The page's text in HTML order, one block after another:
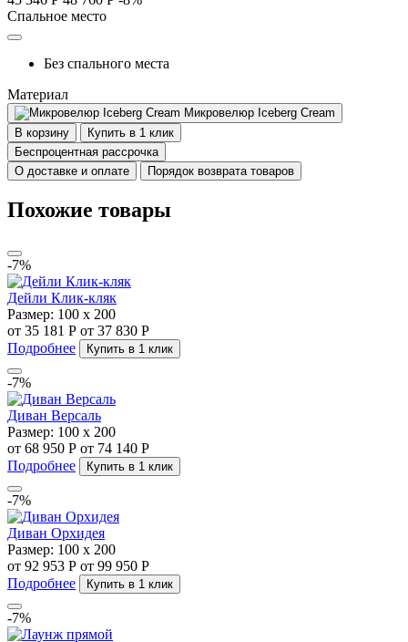
Спальное место
Без спального места
Материал
Микровелюр Iceberg Cream
В корзину
Купить в 1 клик
Беспроцентная рассрочка
О доставке и оплате
Порядок возврата товаров
Похожие товары
-7%
Дейли Клик-кляк
Размер: 100 х 200
от 35 181 Р от 37 830 Р
Подробнее
Купить в 1 клик
-7%
Диван Версаль
Размер: 100 х 200
от 68 950 Р от 74 140 Р
Подробнее
Купить в 1 клик
-7%
Диван Орхидея
Размер: 100 х 200
от 92 953 Р от 99 950 Р
Подробнее
Купить в 1 клик
-7%